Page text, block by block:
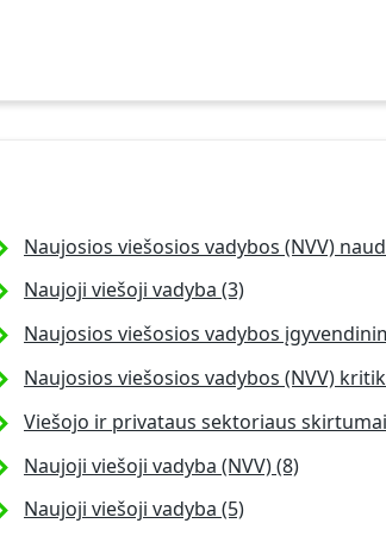
Naujosios viešosios vadybos (NVV)
Naujoji viešoji vadyba (3)
Naujosios viešosios vadybos
Naujosios viešosios vadybos (NVV)
Viešojo ir privataus sektoriaus
Naujoji viešoji vadyba (NVV) (8)
Naujoji viešoji vadyba (5)